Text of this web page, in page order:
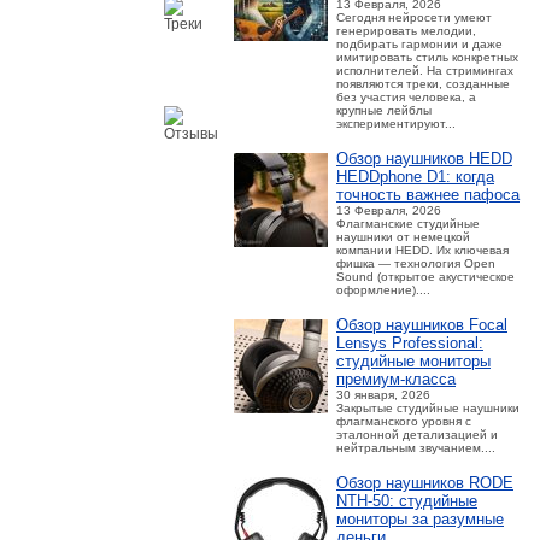
13 Февраля, 2026
Сегодня нейросети умеют
генерировать мелодии,
подбирать гармонии и даже
имитировать стиль конкретных
исполнителей. На стримингах
появляются треки, созданные
без участия человека, а
крупные лейблы
экспериментируют...
Обзор наушников HEDD
HEDDphone D1: когда
точность важнее пафоса
13 Февраля, 2026
Флагманские студийные
наушники от немецкой
компании HEDD. Их ключевая
фишка — технология Open
Sound (открытое акустическое
оформление)....
Обзор наушников Focal
Lensys Professional:
студийные мониторы
премиум‑класса
30 января, 2026
Закрытые студийные наушники
флагманского уровня с
эталонной детализацией и
нейтральным звучанием....
Обзор наушников RODE
NTH-50: студийные
мониторы за разумные